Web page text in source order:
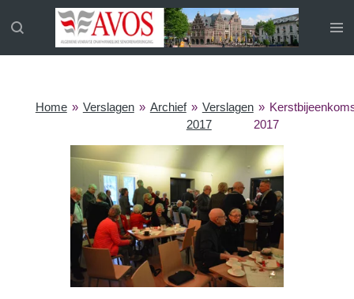
direct
Home » Verslagen » Archief » Verslagen
2017
»
2017